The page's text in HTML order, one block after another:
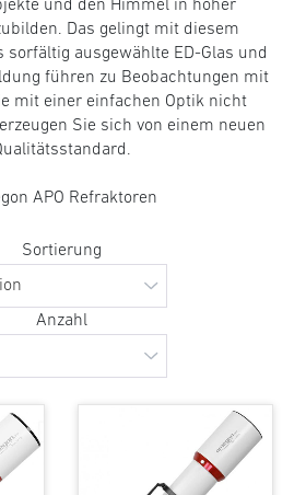
und den Himmel in hoher
Das gelingt mit diesem
sorfältig ausgewählte ED-Glas und
führen zu Beobachtungen mit
mit einer einfachen Optik nicht
Sie sich von einem neuen
APO Refraktoren
Sortierung
Anzahl